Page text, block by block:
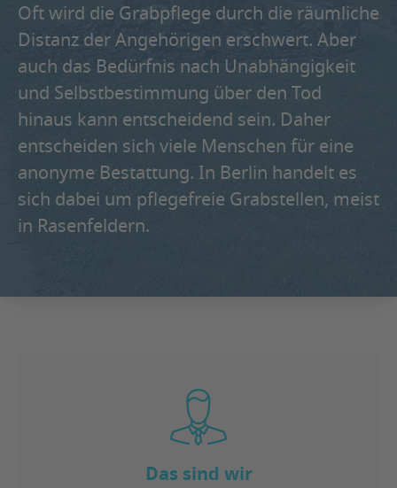
Oft wird die Grabpflege durch die räumliche
Distanz der Angehörigen erschwert. Aber
auch das Bedürfnis nach Unabhängigkeit
und Selbstbestimmung über den Tod
hinaus kann entscheidend sein. Daher
entscheiden sich viele Menschen für eine
anonyme Bestattung. In Berlin handelt es
sich dabei um pflegefreie Grabstellen, meist
in Rasenfeldern.
Das sind wir